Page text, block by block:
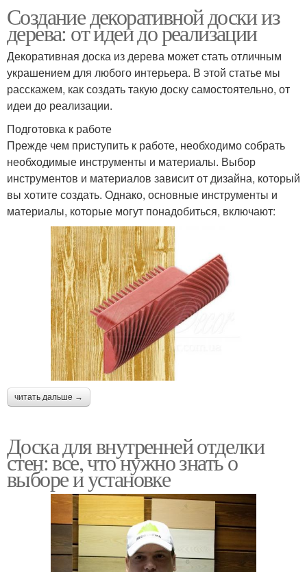
Создание декоративной доски из
дерева: от идеи до реализации
Декоративная доска из дерева может стать отличным
украшением для любого интерьера. В этой статье мы
расскажем, как создать такую доску самостоятельно, от
идеи до реализации.
Подготовка к работе
Прежде чем приступить к работе, необходимо собрать
необходимые инструменты и материалы. Выбор
инструментов и материалов зависит от дизайна, который
вы хотите создать. Однако, основные инструменты и
материалы, которые могут понадобиться, включают:
читать дальше →
Доска для внутренней отделки
стен: все, что нужно знать о
выборе и установке